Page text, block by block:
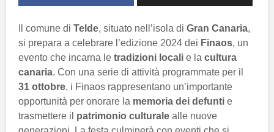
Il comune di Telde, situato nell’isola di Gran Canaria,
si prepara a celebrare l’edizione 2024 dei Finaos, un
evento che incarna le tradizioni locali e la cultura
canaria. Con una serie di attività programmate per il
31 ottobre, i Finaos rappresentano un’importante
opportunità per onorare la memoria dei defunti e
trasmettere il patrimonio culturale alle nuove